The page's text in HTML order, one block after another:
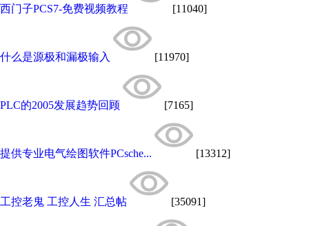
西门子PCS7-免费视频教程 [11040]
什么是源极和漏极输入 [11970]
PLC的2005发展趋势回顾 [7165]
提供专业电气绘图软件PCsche... [13312]
工控老鬼 工控人生 汇总帖 [35091]